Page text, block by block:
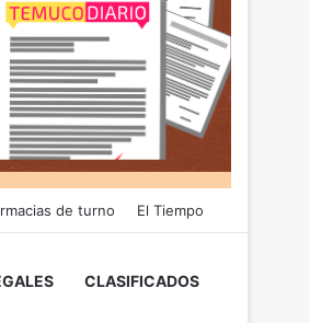
de turno El Tiempo
CLASIFICADOS